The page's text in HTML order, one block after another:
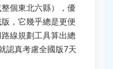
整個東北六縣），優
，它幾乎總是更便
線規劃工具算出總
認真考慮全國版7天